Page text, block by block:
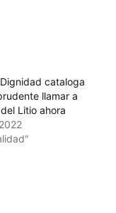
cataloga
llamar a
Litio ahora